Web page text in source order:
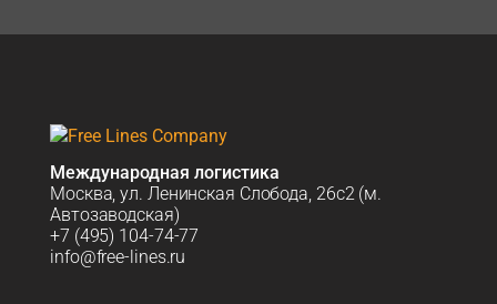
Международная логистика
Москва, ул. Ленинская Слобода, 26с2 (м.
Автозаводская)
+7 (495) 104-74-77
info@free-lines.ru